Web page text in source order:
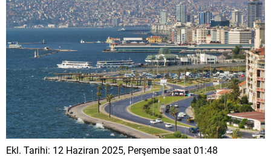
Ekl. Tarihi: 12 Haziran 2025, Perşembe saat 01:48